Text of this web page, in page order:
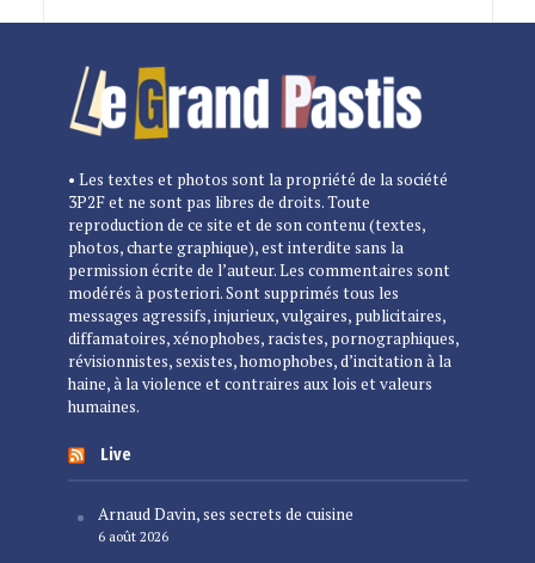
• Les textes et photos sont la propriété de la société
3P2F et ne sont pas libres de droits. Toute
reproduction de ce site et de son contenu (textes,
photos, charte graphique), est interdite sans la
permission écrite de l’auteur. Les commentaires sont
modérés à posteriori. Sont supprimés tous les
messages agressifs, injurieux, vulgaires, publicitaires,
diffamatoires, xénophobes, racistes, pornographiques,
révisionnistes, sexistes, homophobes, d’incitation à la
haine, à la violence et contraires aux lois et valeurs
humaines.
Live
Arnaud Davin, ses secrets de cuisine
6 août 2026